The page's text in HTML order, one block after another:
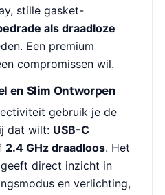
stille gasket-
als draadloze
Een premium
compromissen wil.
en Slim Ontworpen
gebruik je de
dat wilt: USB-C
2.4 GHz draadloos. Het
direct inzicht in
en verlichting,